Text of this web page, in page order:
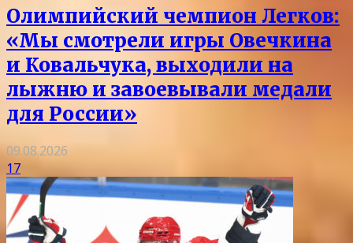
Олимпийский чемпион Легков:
«Мы смотрели игры Овечкина
и Ковальчука, выходили на
лыжню и завоевывали медали
для России»
09.08.2026
17